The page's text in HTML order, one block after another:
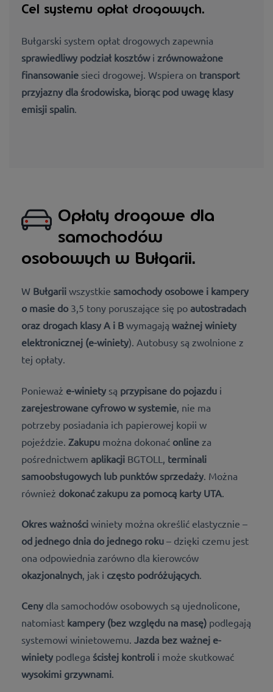
Cel systemu opłat drogowych.
Bułgarski system opłat drogowych zapewnia
sprawiedliwy podział kosztówi zrównoważone
finansowanie sieci drogowej. Wspiera on transport
przyjazny dla środowiska, biorąc pod uwagę klasy
emisji spalin.
Opłaty drogowe dla
samochodów
osobowych w Bułgarii.
W Bułgarii wszystkie samochody osobowe i kampery
o masie do3,5 tony poruszające się po autostradach
oraz drogach klasy A i B wymagają ważnej winiety
elektronicznej (e-winiety). Autobusy są zwolnione z
tej opłaty.
Ponieważ e-winiety są przypisane do pojazdu i
zarejestrowane cyfrowo w systemie , nie ma
potrzeby posiadania ich papierowej kopii w
pojeździe. Zakupu można dokonać online za
pośrednictwem aplikacji BGTOLL, terminali
samoobsługowych lub punktówsprzedaży . Można
również dokonać zakupu za pomocą karty UTA
Okres ważności winiety można określić elastycznie –
od jednego dnia do jednego roku – dzięki czemu jest
ona odpowiednia zarówno dla kierowców
okazjonalnych, jak i często podróżujących.
Ceny dla samochodów osobowych są ujednolicone,
natomiast kampery (bez względu na masę) podlegają
systemowi winietowemu. Jazda bez ważnej e-
winiety podlega ścisłej kontroli i może skutkować
wysokimi grzywnami.